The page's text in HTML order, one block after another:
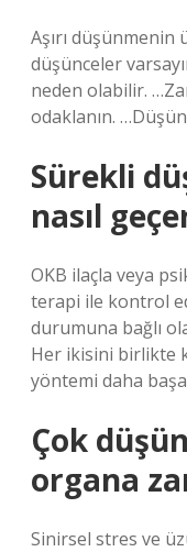
Aşırı düşünmenin
düşünceler
neden olabilir.
odaklanın.
Sürekli
nasıl
OKB ilaçla veya
terapi ile kontrol
durumuna bağlı
Her ikisini birlikte
yöntemi daha
Çok
organa
Sinirsel stres ve